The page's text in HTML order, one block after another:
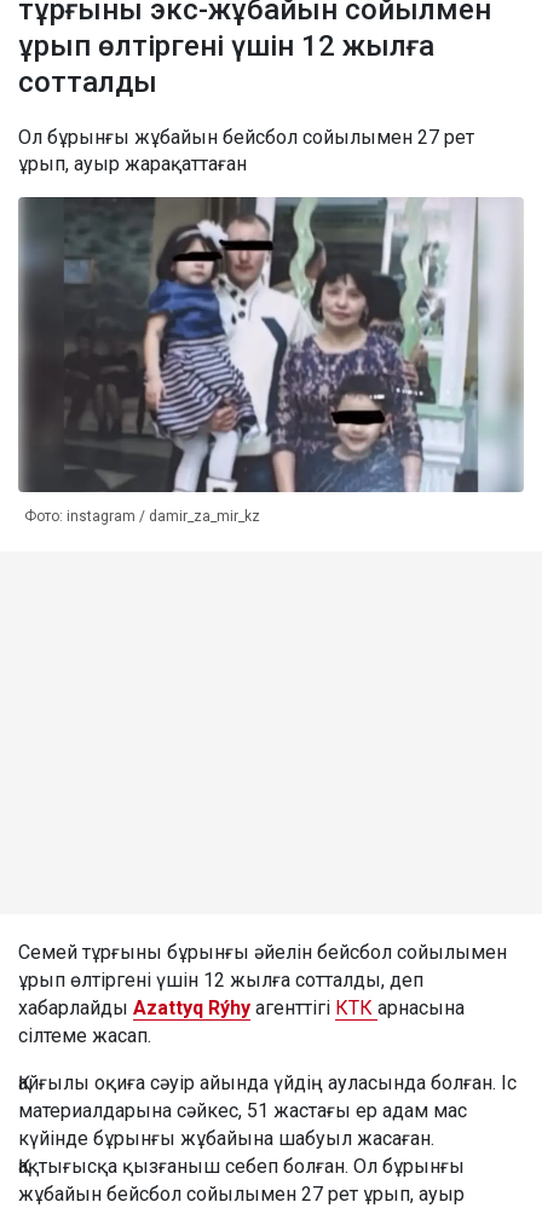
тұрғыны экс-жұбайын сойылмен
ұрып өлтіргені үшін 12 жылға
сотталды
Ол бұрынғы жұбайын бейсбол сойылымен 27 рет
ұрып, ауыр жарақаттаған
Фото: instagram / damir_za_mir_kz
Семей тұрғыны бұрынғы әйелін бейсбол сойылымен
ұрып өлтіргені үшін 12 жылға сотталды, деп
хабарлайды Azattyq Rýhy агенттігі КТК арнасына
сілтеме жасап.
Қайғылы оқиға сәуір айында үйдің ауласында болған. Іс
материалдарына сәйкес, 51 жастағы ер адам мас
күйінде бұрынғы жұбайына шабуыл жасаған.
Қақтығысқа қызғаныш себеп болған. Ол бұрынғы
жұбайын бейсбол сойылымен 27 рет ұрып, ауыр